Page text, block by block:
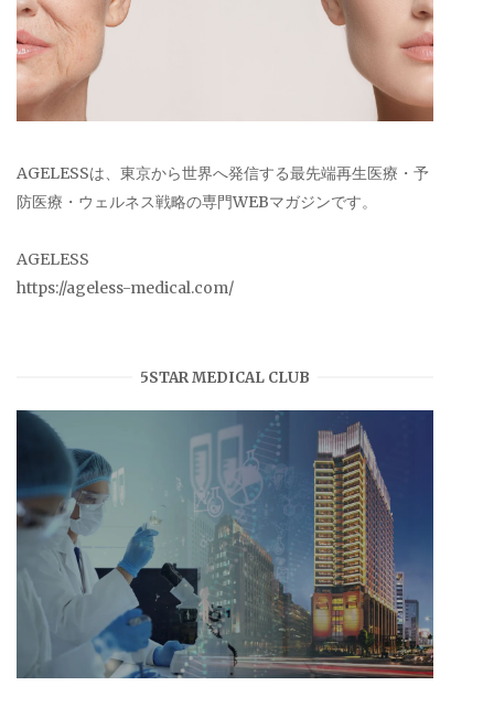
AGELESSは、東京から世界へ発信する最先端再生医療・予
防医療・ウェルネス戦略の専門WEBマガジンです。
AGELESS
https://ageless-medical.com/
5STAR MEDICAL CLUB